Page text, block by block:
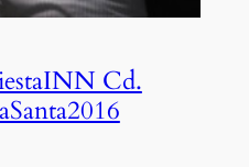
Cd.